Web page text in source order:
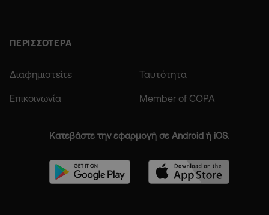
ΠΕΡΙΣΣΟΤΕΡΑ
Διαφημιστείτε Ταυτότητα
Επικοινωνία Member of COPA
Κατεβάστε την εφαρμογή σε Android ή iOS.